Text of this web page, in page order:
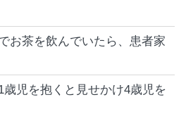
お茶を飲んでいたら、患者家
児を抱くと見せかけ4歳児を